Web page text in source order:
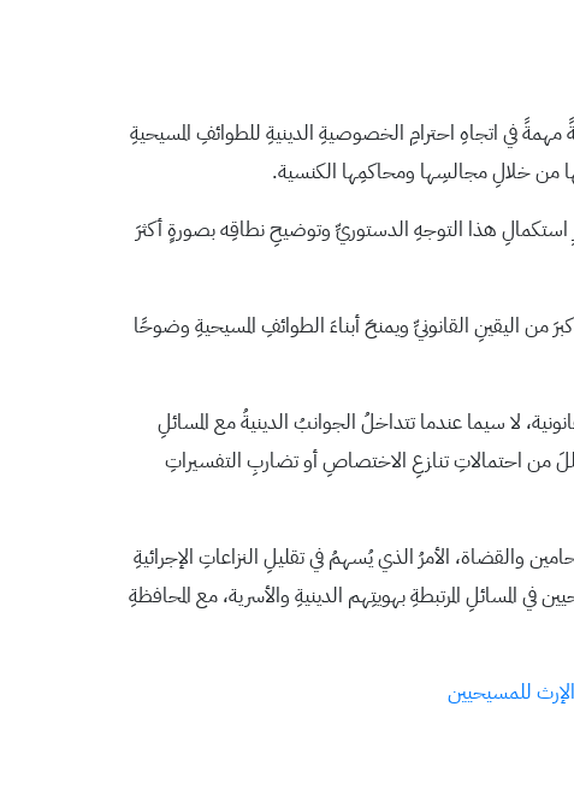
مهمةً في اتجاهِ احترامِ الخصوصيةِ الدينيةِ للطوائفِ المسيحيةِ
من خلالِ مجالسِها ومحاكمِها الكنسية.
استكمالِ هذا التوجهِ الدستوريِّ وتوضيحِ نطاقِه بصورةٍ أكثرَ
اليقينِ القانونيِّ ويمنحَ أبناءَ الطوائفِ المسيحيةِ وضوحًا
لا سيما عندما تتداخلُ الجوانبُ الدينيةُ مع المسائلِ
من احتمالاتِ تنازعِ الاختصاصِ أو تضاربِ التفسيراتِ
والقضاة، الأمرُ الذي يُسهمُ في تقليلِ النزاعاتِ الإجرائيةِ
المسائلِ المرتبطةِ بهويتِهم الدينيةِ والأسرية، مع المحافظةِ
للمسيحيين